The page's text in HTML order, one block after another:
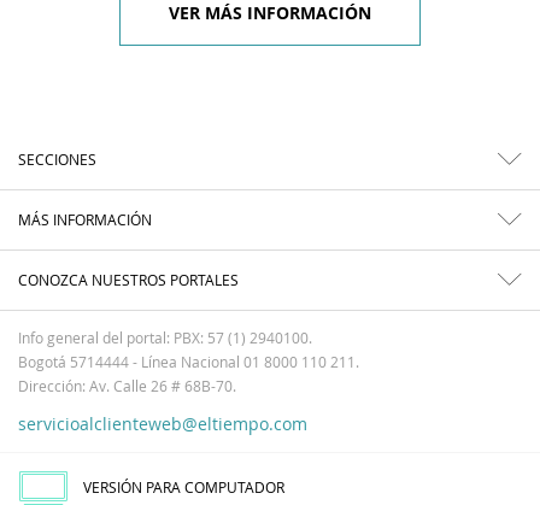
VER MÁS INFORMACIÓN
SECCIONES
MÁS INFORMACIÓN
CONOZCA NUESTROS PORTALES
Info general del portal: PBX: 57 (1) 2940100.
Bogotá 5714444 - Línea Nacional 01 8000 110 211.
Dirección: Av. Calle 26 # 68B-70.
servicioalclienteweb@eltiempo.com
VERSIÓN PARA COMPUTADOR